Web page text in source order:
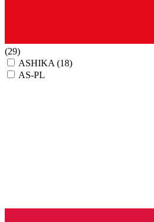
(29)
ASHIKA (18)
AS-PL